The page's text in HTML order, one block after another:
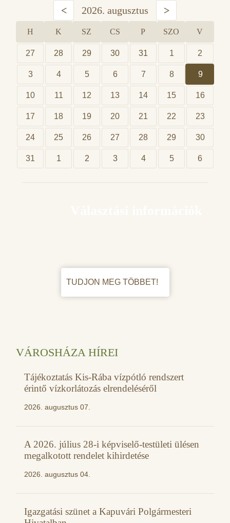
< 2026. augusztus >
H K SZ CS P SZO V
27 28 29 30 31 1 2
3 4 5 6 7 8 9
10 11 12 13 14 15 16
17 18 19 20 21 22 23
24 25 26 27 28 29 30
31 1 2 3 4 5 6
TUDJON MEG TÖBBET!
VÁROSHÁZA HÍREI
Tájékoztatás Kis-Rába vízpótló rendszert
érintő vízkorlátozás elrendeléséről
2026. augusztus 07.
A 2026. július 28-i képviselő-testületi ülésen
megalkotott rendelet kihirdetése
2026. augusztus 04.
Igazgatási szünet a Kapuvári Polgármesteri